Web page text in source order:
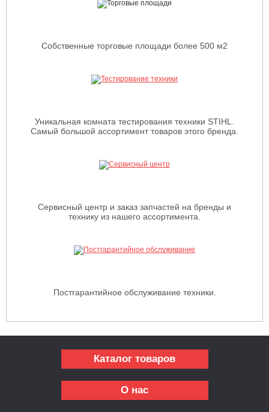
Собственные торговые площади более 500 м2
Уникальная комната тестирования техники STIHL.
Самый большой ассортимент товаров этого бренда.
Сервисный центр и заказ запчастей на бренды и
технику из нашего ассортимента.
Постгарантийное обслуживание техники.
Каталог товаров
О нас